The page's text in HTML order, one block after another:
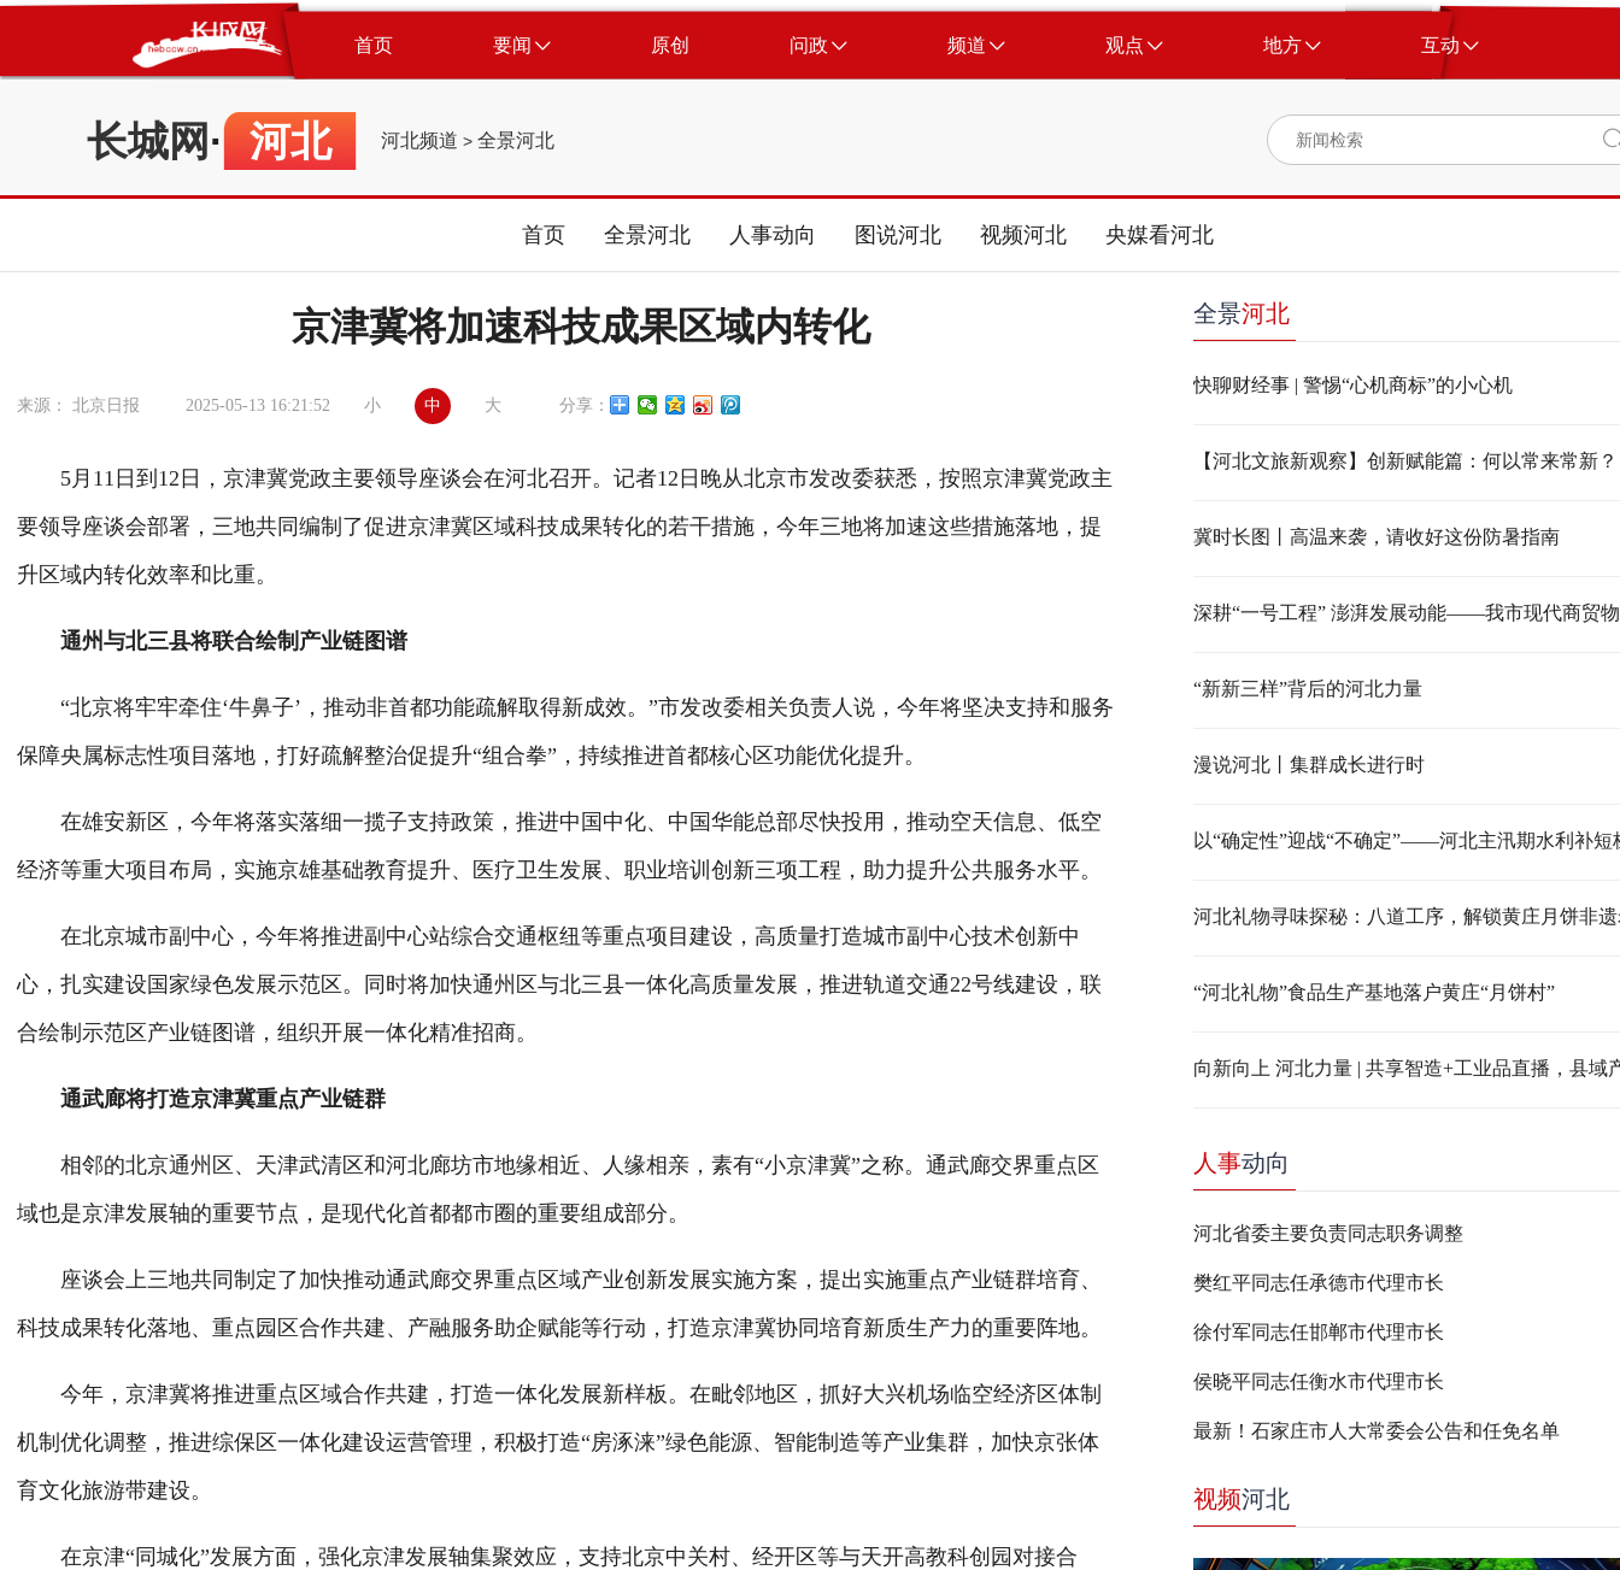
首页 要闻 原创 问政 频道 观点 地方 互动
长城网 · 河北 河北频道 > 全景河北
首页 全景河北 人事动向 图说河北 视频河北 央媒看河北
京津冀将加速科技成果区域内转化
来源： 北京日报 2025-05-13 16:21:52 小 中 大 分享：
5月11日到12日，京津冀党政主要领导座谈会在河北召开。记者12日晚从北京市发改委获悉，按照京津冀党政主
要领导座谈会部署，三地共同编制了促进京津冀区域科技成果转化的若干措施，今年三地将加速这些措施落地，提
升区域内转化效率和比重。
通州与北三县将联合绘制产业链图谱
“北京将牢牢牵住‘牛鼻子’，推动非首都功能疏解取得新成效。”市发改委相关负责人说，今年将坚决支持和服务
保障央属标志性项目落地，打好疏解整治促提升“组合拳”，持续推进首都核心区功能优化提升。
在雄安新区，今年将落实落细一揽子支持政策，推进中国中化、中国华能总部尽快投用，推动空天信息、低空
经济等重大项目布局，实施京雄基础教育提升、医疗卫生发展、职业培训创新三项工程，助力提升公共服务水平。
在北京城市副中心，今年将推进副中心站综合交通枢纽等重点项目建设，高质量打造城市副中心技术创新中
心，扎实建设国家绿色发展示范区。同时将加快通州区与北三县一体化高质量发展，推进轨道交通22号线建设，联
合绘制示范区产业链图谱，组织开展一体化精准招商。
通武廊将打造京津冀重点产业链群
相邻的北京通州区、天津武清区和河北廊坊市地缘相近、人缘相亲，素有“小京津冀”之称。通武廊交界重点区
域也是京津发展轴的重要节点，是现代化首都都市圈的重要组成部分。
座谈会上三地共同制定了加快推动通武廊交界重点区域产业创新发展实施方案，提出实施重点产业链群培育、
科技成果转化落地、重点园区合作共建、产融服务助企赋能等行动，打造京津冀协同培育新质生产力的重要阵地。
今年，京津冀将推进重点区域合作共建，打造一体化发展新样板。在毗邻地区，抓好大兴机场临空经济区体制
机制优化调整，推进综保区一体化建设运营管理，积极打造“房涿涞”绿色能源、智能制造等产业集群，加快京张体
育文化旅游带建设。
在京津“同城化”发展方面，强化京津发展轴集聚效应，支持北京中关村、经开区等与天开高教科创园对接合
全景河北
快聊财经事 | 警惕“心机商标”的小心机
【河北文旅新观察】创新赋能篇：何以常来常新？
冀时长图丨高温来袭，请收好这份防暑指南
“新新三样”背后的河北力量
漫说河北丨集群成长进行时
以“确定性”迎战“不确定”——河北主汛期水利补短
河北礼物寻味探秘：八道工序，解锁黄庄月饼非
“河北礼物”食品生产基地落户黄庄“月饼村”
人事动向
河北省委主要负责同志职务调整
樊红平同志任承德市代理市长
徐付军同志任邯郸市代理市长
侯晓平同志任衡水市代理市长
最新！石家庄市人大常委会公告和任免名单
视频河北